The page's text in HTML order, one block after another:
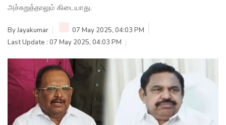
அச்சுறுத்தாலும் கிடையாது.
ByJayakumar
07 May 2025, 04:03 PM
Last Update : 07 May 2025, 04:03 PM